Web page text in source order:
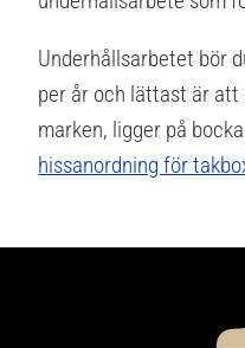
Underhållsarbetet bör
per år och lättast är att
marken, ligger på
hissanordning för